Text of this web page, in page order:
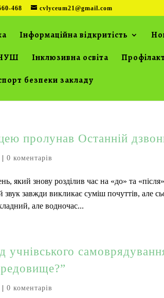
468 cvlyceum21@gmail.com
Інформаційна відкритість
Інклюзивна освіта
безпеки закладу
пролунав Останній
|0 коментарів
який знову розділив час на «до» та
звук завжди викликає суміш почуттів, але
але водночас...
учнівського
|0 коментарів